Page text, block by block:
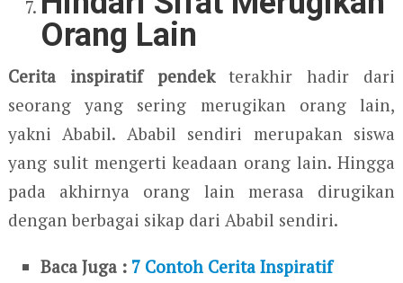
Orang Lain
Cerita inspiratif pendekterakhir hadir dari
seorang yang sering merugikan orang lain,
yakni Ababil. Ababil sendiri merupakan siswa
yang sulit mengerti keadaan orang lain. Hingga
pada akhirnya orang lain merasa dirugikan
dengan berbagai sikap dari Ababil sendiri.
Baca Juga : 7 Contoh Cerita Inspiratif